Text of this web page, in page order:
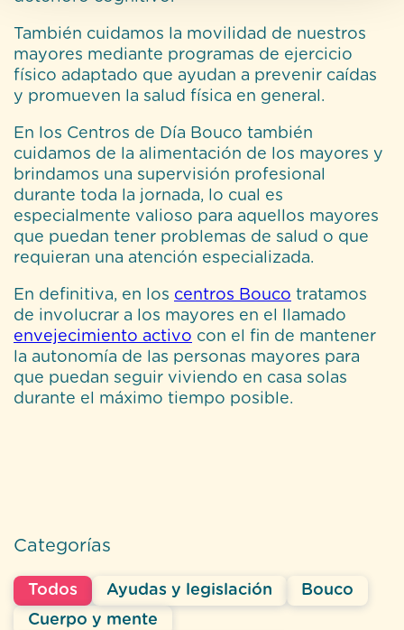
También cuidamos la movilidad de nuestros
mayores mediante programas de ejercicio
físico adaptado que ayudan a prevenir caídas
y promueven la salud física en general.
En los Centros de Día Bouco también
cuidamos de la alimentación de los mayores y
brindamos una supervisión profesional
durante toda la jornada, lo cual es
especialmente valioso para aquellos mayores
que puedan tener problemas de salud o que
requieran una atención especializada.
En definitiva, en los centros Bouco tratamos
de involucrar a los mayores en el llamado
envejecimiento activo con el fin de mantener
la autonomía de las personas mayores para
que puedan seguir viviendo en casa solas
durante el máximo tiempo posible.
Categorías
Todos Ayudas y legislación
Bouco
Cuerpo y mente